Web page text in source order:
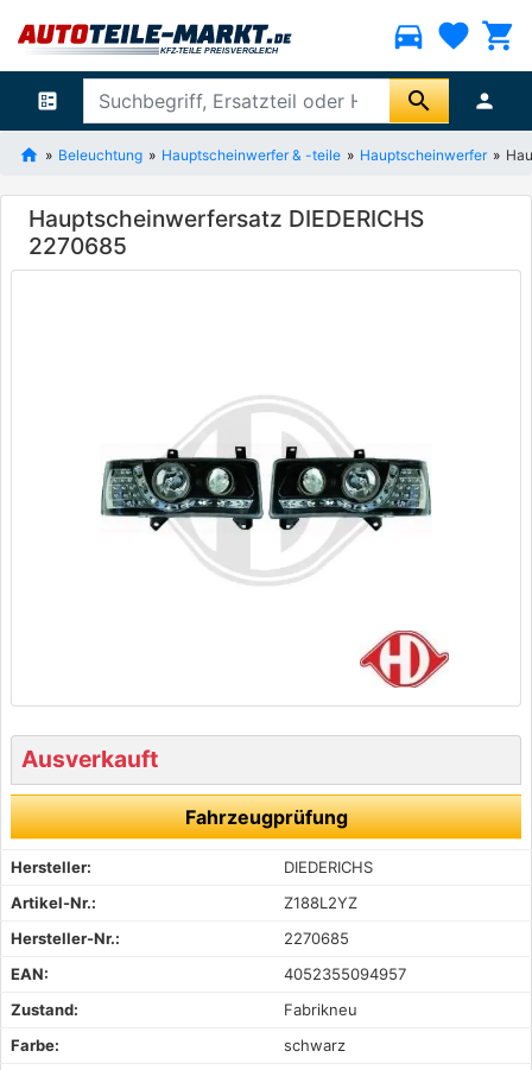
directions_car favorite shopping_cart
ballot search person
Beleuchtung Hauptscheinwerfer & -teile Hauptscheinwerfer
Hauptscheinwerfersatz DIEDERICHS
2270685
Ausverkauft
Fahrzeugprüfung
Hersteller:
DIEDERICHS
Artikel-Nr.:
Z188L2YZ
Hersteller-Nr.:
2270685
EAN:
4052355094957
Zustand:
Fabrikneu
Farbe:
schwarz